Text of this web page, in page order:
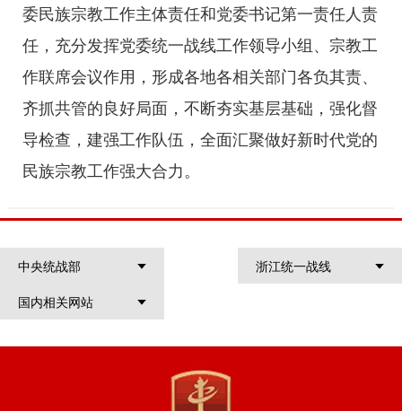
委民族宗教工作主体责任和党委书记第一责任人责
任，充分发挥党委统一战线工作领导小组、宗教工
作联席会议作用，形成各地各相关部门各负其责、
齐抓共管的良好局面，不断夯实基层基础，强化督
导检查，建强工作队伍，全面汇聚做好新时代党的
民族宗教工作强大合力。
中央统战部
浙江统一战线
国内相关网站